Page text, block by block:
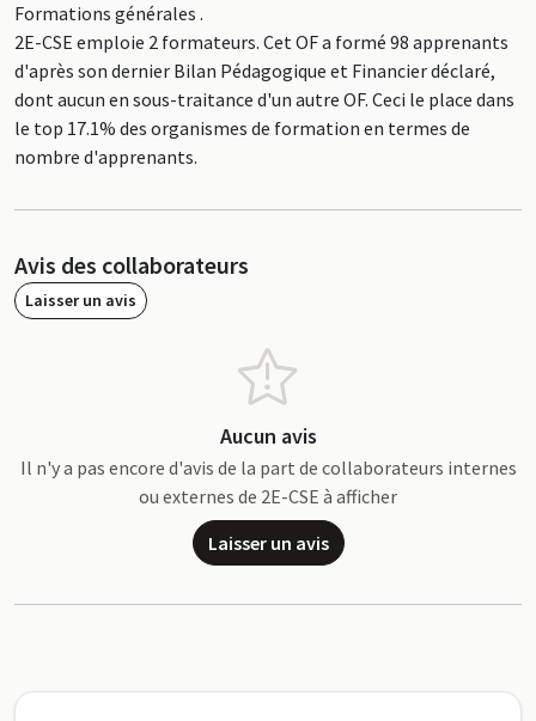
Formations générales .
2E-CSE emploie 2 formateurs. Cet OF a formé 98 apprenants
d'après son dernier Bilan Pédagogique et Financier déclaré,
dont aucun en sous-traitance d'un autre OF. Ceci le place dans
le top 17.1% des organismes de formation en termes de
nombre d'apprenants.
Avis des collaborateurs
Laisser un avis
Aucun avis
Il n'y a pas encore d'avis de la part de collaborateurs internes
ou externes de 2E-CSE à afficher
Laisser un avis